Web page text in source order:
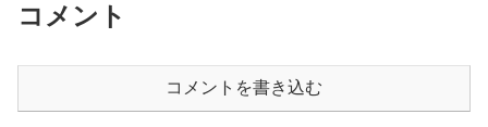
コメント
コメントを書き込む